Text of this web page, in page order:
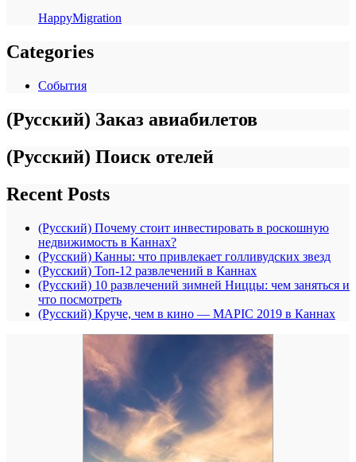
HappyMigration
Categories
События
(Русский) Заказ авиабилетов
(Русский) Поиск отелей
Recent Posts
(Русский) Почему стоит инвестировать в роскошную
недвижимость в Каннах?
(Русский) Канны: что привлекает голливудских звезд
(Русский) Топ-12 развлечений в Каннах
(Русский) 10 развлечений зимней Ниццы: чем заняться и
что посмотреть
(Русский) Круче, чем в кино — MAPIC 2019 в Каннах